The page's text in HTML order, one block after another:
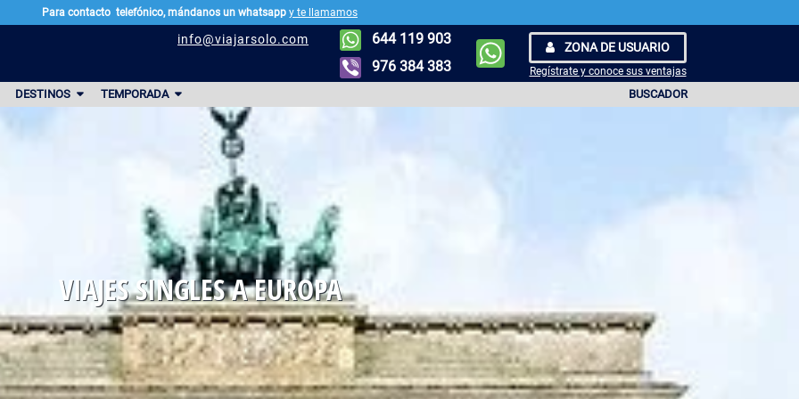
644 119 903
976 384 383
ZONA DE USUARIO
Regístrate y conoce sus ventajas
info@viajarsolo.com
DESTINOS TEMPORADA BUSCADOR
VIAJES SINGLES A EUROPA. PÁGINA 5
Para contacto telefónico, mándanos un whatsapp y te llamamos